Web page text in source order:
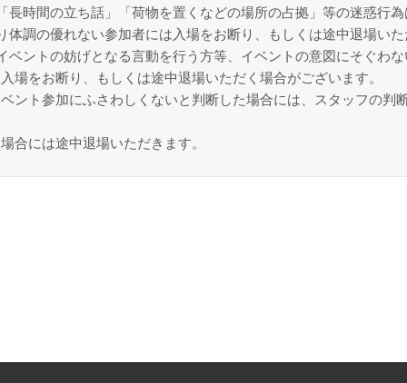
長時間の立ち話」「荷物を置くなどの場所の占拠」等の迷惑行
体調の優れない参加者には入場をお断り、もしくは途中退場い
ベントの妨げとなる言動を行う方等、イベントの意図にそぐわ
場をお断り、もしくは途中退場いただく場合がございます。
ント参加にふさわしくないと判断した場合には、スタッフの判
合には途中退場いただきます。